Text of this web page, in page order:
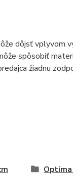
dôjsť vplyvom
spôsobiť
žiadnu
Optima